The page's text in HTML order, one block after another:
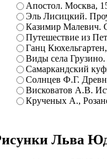
Апостол. Москва,
Эль Лисицкий.
Казимир Малевич.
Путешествие из
Ганц
Виды села
Самаркандский
Солнцев Ф.Г.
Висковатов А.В.
Крученых А.,
Льва